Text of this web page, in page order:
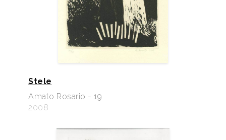
Stele
Amato Rosario - 19
2008